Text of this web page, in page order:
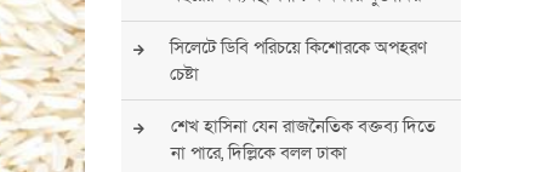
সিলেটে ডিবি পরিচয়ে কিশোরকে অপহরণ
চেষ্টা
শেখ হাসিনা যেন রাজনৈতিক বক্তব্য দিতে
না পারে, দিল্লিকে বলল ঢাকা